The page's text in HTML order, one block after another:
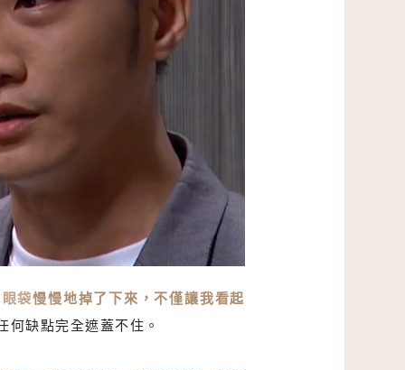
顯
眼袋慢慢地掉了下來，不僅讓我看起
何缺點完全遮蓋不住。